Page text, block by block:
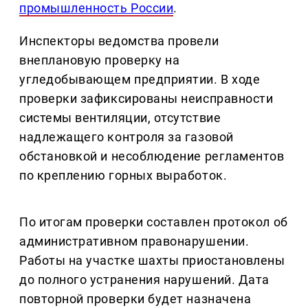
промышленность России.
Инспекторы ведомства провели
внеплановую проверку на
угледобывающем предприятии. В ходе
проверки зафиксированы неисправности
системы вентиляции, отсутствие
надлежащего контроля за газовой
обстановкой и несоблюдение регламентов
по креплению горных выработок.
По итогам проверки составлен протокол об
административном правонарушении.
Работы на участке шахты приостановлены
до полного устранения нарушений. Дата
повторной проверки будет назначена